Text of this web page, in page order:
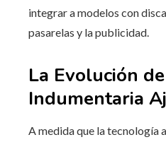
integrar a modelos con
pasarelas y la publicidad.
La Evolución
Indumentaria
A medida que la tecnología